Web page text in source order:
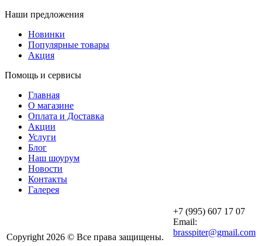
Наши предложения
Новинки
Популярные товары
Акция
Помощь и сервисы
Главная
О магазине
Оплата и Доставка
Акции
Услуги
Блог
Наш шоурум
Новости
Контакты
Галерея
Copyright 2026 © Все права защищены.
+7 (995) 607 17 07
Email:
brasspiter@gmail.com